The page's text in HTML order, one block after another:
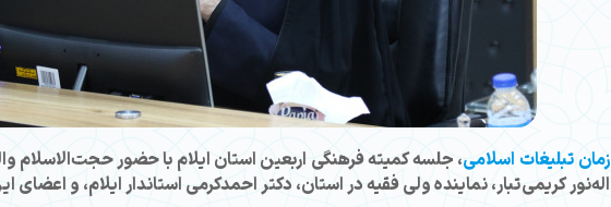
تبلیغات اسلامی، جلسه کمیته فرهنگی اربعین استان ایلام با حضور
کریمی‌تبار، نماینده ولی فقیه در استان، دکتر احمدکرمی استاندار ایلام، و اعضای